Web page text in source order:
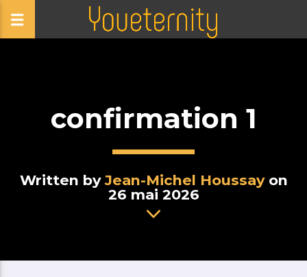
confirmation 1
Written byJean-Michel Houssayon
26 mai 2026